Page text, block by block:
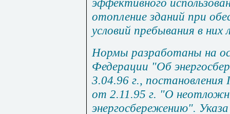
отопление зданий при
условий пребывания в них
Нормы разработаны на
Федерации "Об
3.04.96 г.,
от 2.11.95 г. "О
энергосбережению".